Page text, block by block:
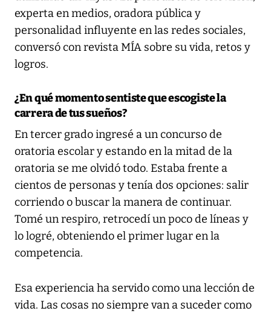
experta en medios, oradora pública y
personalidad influyente en las redes sociales,
conversó con revista MÍA sobre su vida, retos y
logros.
¿En qué momento sentiste que escogiste la
carrera de tus sueños?
En tercer grado ingresé a un concurso de
oratoria escolar y estando en la mitad de la
oratoria se me olvidó todo. Estaba frente a
cientos de personas y tenía dos opciones: salir
corriendo o buscar la manera de continuar.
Tomé un respiro, retrocedí un poco de líneas y
lo logré, obteniendo el primer lugar en la
competencia.
Esa experiencia ha servido como una lección de
vida. Las cosas no siempre van a suceder como